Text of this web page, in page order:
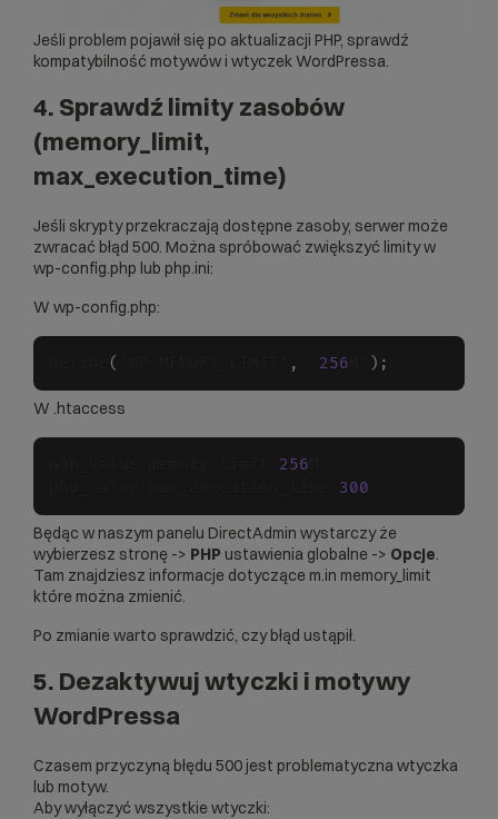
Jeśli problem pojawił się po aktualizacji PHP, sprawdź
kompatybilność motywów i wtyczek WordPressa.
4. Sprawdź limity zasobów
(memory_limit,
max_execution_time)
Jeśli skrypty przekraczają dostępne zasoby, serwer może
zwracać błąd 500. Można spróbować zwiększyć limity w
wp-config.php lub php.ini:
W wp-config.php:
( , 256 ) ;
W .htaccess
256
300
Będąc w naszym panelu DirectAdmin wystarczy że
wybierzesz stronę -> PHP ustawienia globalne -> Opcje.
Tam znajdziesz informacje dotyczące m.in memory_limit
które można zmienić.
Po zmianie warto sprawdzić, czy błąd ustąpił.
5. Dezaktywuj wtyczki i motywy
WordPressa
Czasem przyczyną błędu 500 jest problematyczna wtyczka
lub motyw.
Aby wyłączyć wszystkie wtyczki: